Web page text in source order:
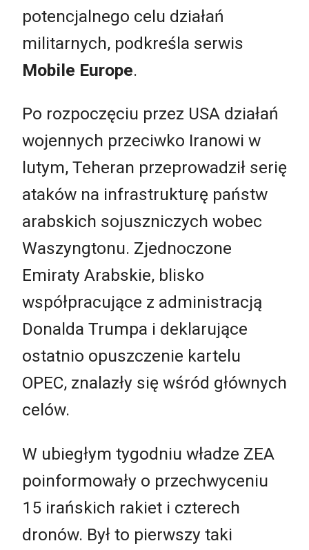
potencjalnego celu działań
militarnych, podkreśla serwis
Mobile Europe.
Po rozpoczęciu przez USA działań
wojennych przeciwko Iranowi w
lutym, Teheran przeprowadził serię
ataków na infrastrukturę państw
arabskich sojuszniczych wobec
Waszyngtonu. Zjednoczone
Emiraty Arabskie, blisko
współpracujące z administracją
Donalda Trumpa i deklarujące
ostatnio opuszczenie kartelu
OPEC, znalazły się wśród głównych
celów.
W ubiegłym tygodniu władze ZEA
poinformowały o przechwyceniu
15 irańskich rakiet i czterech
dronów. Był to pierwszy taki